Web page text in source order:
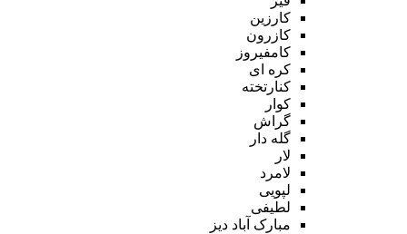
کارزین
کازرون
کامفیروز
کره ای
کنارتخته
کوار
گراش
گله دار
لار
لامرد
لپویی
لطیفی
مبارک آباد دیز